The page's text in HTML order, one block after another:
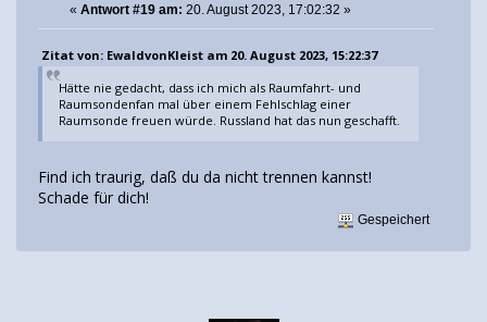
« Antwort #19 am: 20. August 2023, 17:02:32 »
Zitat von: EwaldvonKleist am 20. August 2023, 15:22:37
Hätte nie gedacht, dass ich mich als Raumfahrt- und
Raumsondenfan mal über einem Fehlschlag einer
Raumsonde freuen würde. Russland hat das nun geschafft.
Find ich traurig, daß du da nicht trennen kannst!
Schade für dich!
Gespeichert